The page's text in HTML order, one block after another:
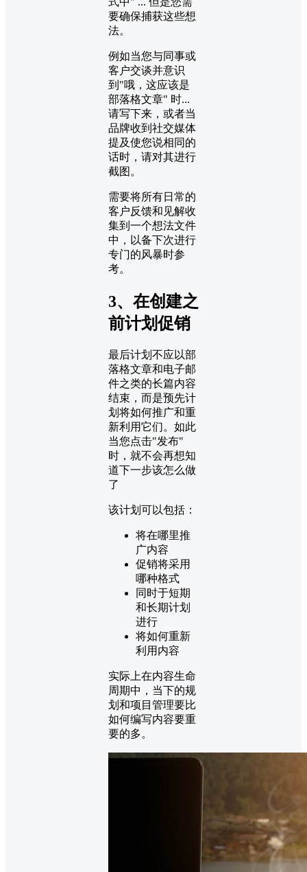
要确保捕获这些想
法。
例如当您与同事或
客户交谈并意识
到"哦，这应该是
部落格文章" 时...
请写下来，或者当
品牌收到社交媒体
提及使您说相同的
话时，请对其进行
截图。
需要将所有日常的
客户反馈和见解收
集到一个想法文件
中，以备下次进行
专门的风暴时参
考。
3、在创建之
前计划促销
最后计划不应以部
落格文章和电子邮
件之类的长篇内容
结束，而是预先计
划将如何推广和重
新利用它们。如此
当您点击"发布"
时，就不会再想知
道下一步该怎么做
了
该计划可以包括：
将在哪里推
广内容
促销将采用
哪种格式
同时于短期
和长期计划
进行
将如何重新
利用内容
实际上在内容生命
周期中，当下的规
划和项目管理要比
如何编写内容要重
要的多。